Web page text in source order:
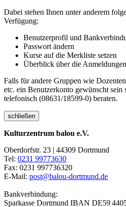
Dabei stehen Ihnen unter anderem
Verfügung:
Benutzerprofil und
Passwort ändern
Kurse auf die Merkliste setzen
Überblick über die Anmeldungen
Falls für andere Gruppen wie
etc. ein Benutzerkonto gewünscht
telefonisch (08631/18599-0) beraten.
schließen
Kulturzentrum balou e.V.
Oberdorfstr. 23 | 44309 Dortmund
Tel: 0231 99773630
Fax: 0231 997736320
E-Mail: post@balou-dortmund.de
Bankverbindung:
Sparkasse Dortmund IBAN DE59